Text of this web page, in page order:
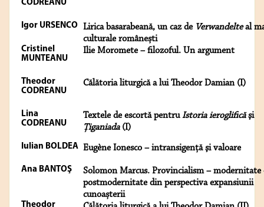
CODREANU
Igor URSENCO Lirica basarabeană, un caz de Verwandelteal
culturale românești
Cristinel
MUNTEANU
Ilie Moromete – filozoful. Un argument
Theodor
CODREANU
Călătoria liturgică a lui Theodor Damian (I)
Lina
CODREANU
Textele de escortă pentruIstoria ieroglificăşi
Ţiganiada(I)
Iulian BOLDEA Eugène Ionesco – intransigenţă şi valoare
Ana BANTOŞ
Solomon Marcus. Provincialism – modernitate
postmodernitate din perspectiva expansiunii
cunoașterii
Theodor